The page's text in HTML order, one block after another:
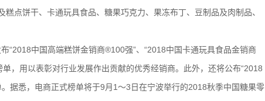
点饼干、卡通玩具食品、糖果巧克力、果冻布丁、豆制品及肉制品、
中国高端糕饼金销商®100强”、“2018中国卡通玩具食品金销商
，用以表彰对行业发展作出贡献的优秀经销商。此外，还将公布“2018
据悉，电商正式榜单将于9月1～3日在宁波举行的2018秋季中国糖果零